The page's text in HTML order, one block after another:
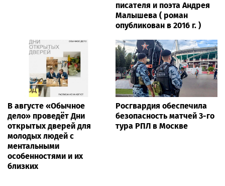
писателя и поэта Андрея
Малышева ( роман
опубликован в 2016 г. )
В августе «Обычное
дело» проведёт Дни
открытых дверей для
молодых людей с
ментальными
особенностями и их
близких
Росгвардия обеспечила
безопасность матчей 3-го
тура РПЛ в Москве